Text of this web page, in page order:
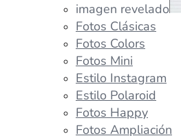
imagen revelado
Fotos Clásicas
Fotos Colors
Fotos Mini
Estilo Instagram
Estilo Polaroid
Fotos Happy
Fotos Ampliación